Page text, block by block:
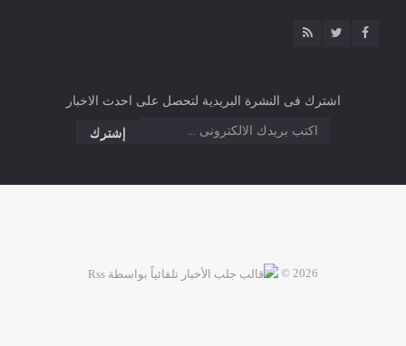
اشترك فى النشرة البريدية لتحصل على احدث الاخبار
2026 ©